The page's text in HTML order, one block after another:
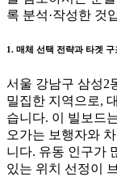
록 분석·작성한 것
1. 매체 선택 전략과 타겟 구
서울 강남구 삼성2
밀집한 지역으로,
습니다. 이 빌보드
오가는 보행자와
니다. 유동 인구가
있는 위치 선정이